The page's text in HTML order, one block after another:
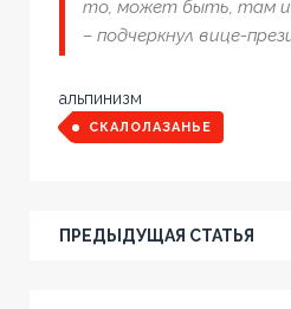
то, может быть, там и
– подчеркнул вице-
альпинизм
СКАЛОЛАЗАНЬЕ
ПРЕДЫДУЩАЯ СТАТЬЯ